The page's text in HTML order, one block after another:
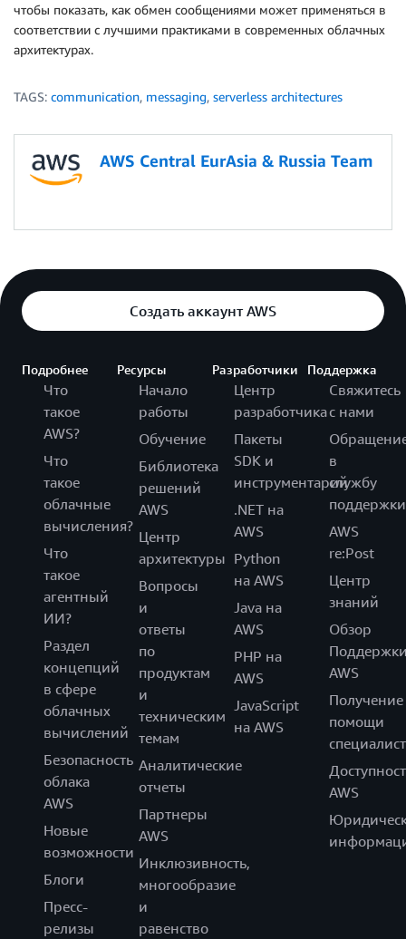
чтобы показать, как обмен сообщениями может применяться в
соответствии с лучшими практиками в современных облачных
архитектурах.
TAGS: communication, messaging, serverless architectures
AWS Central EurAsia & Russia Team
Создать аккаунт AWS
Подробнее
Что
такое
AWS?
Что
такое
облачные
вычисления?
Что
такое
агентный
ИИ?
Раздел
концепций
в сфере
облачных
вычислений
Безопасность
облака
AWS
Новые
возможности
Блоги
Пресс-
релизы
Ресурсы
Начало
работы
Обучение
Библиотека
решений
AWS
Центр
архитектуры
Вопросы
и
ответы
по
продуктам
и
техническим
темам
Аналитические
отчеты
Партнеры
AWS
Инклюзивность,
многообразие
и
равенство
Разработчики
Центр
разработчика
Пакеты
SDK и
инструментарий
.NET на
AWS
Python
на AWS
Java на
AWS
PHP на
AWS
JavaScript
на AWS
Поддержка
Свяжитесь
с нами
в
службу
поддержки
AWS
re:Post
Центр
знаний
Обзор
AWS
Получение
помощи
AWS